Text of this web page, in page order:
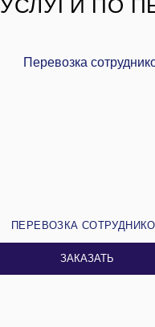
УСЛУГИ ПО
ПЕРЕВОЗКА
ЗАКАЗАТЬ